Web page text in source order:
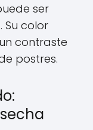
ser
Su color
contraste
postres.